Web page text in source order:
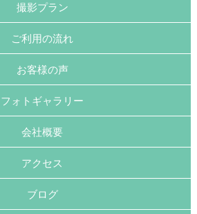
撮影プラン
ご利用の流れ
お客様の声
フォトギャラリー
会社概要
アクセス
ブログ